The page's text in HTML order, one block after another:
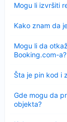
Mogu li izvršiti
Kako znam da
Mogu li da
Booking.com-a?
Šta je pin kod i
Sažeto
Gde mogu da
objekta?